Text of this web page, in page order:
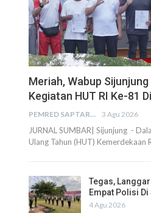
Meriah, Wabup
Kegiatan HUT RI Ke-81
PEMRED SAPTARIUS 3 Agu 2026
JURNAL SUMBAR| Sijunjung -
Ulang Tahun (HUT)
Tegas,
Empat Polisi
4 Agu 2026